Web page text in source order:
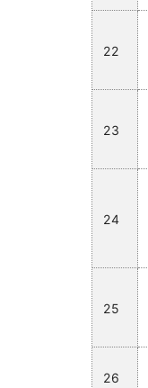
22
23
24
25
26